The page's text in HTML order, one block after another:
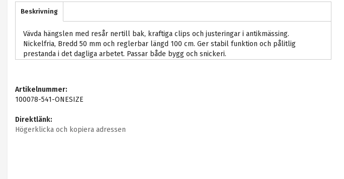
Beskrivning
Vävda hängslen med resår nertill bak, kraftiga clips och justeringar i antikmässing.
Nickelfria, Bredd 50 mm och reglerbar längd 100 cm. Ger stabil funktion och pålitlig
prestanda i det dagliga arbetet. Passar både bygg och snickeri.
Artikelnummer:
100078-541-ONESIZE
Direktlänk:
Högerklicka och kopiera adressen